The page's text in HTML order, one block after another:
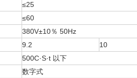
≤25
≤60
380V±10％ 50Hz
9.2 10
500C·S·t 以下
数字式